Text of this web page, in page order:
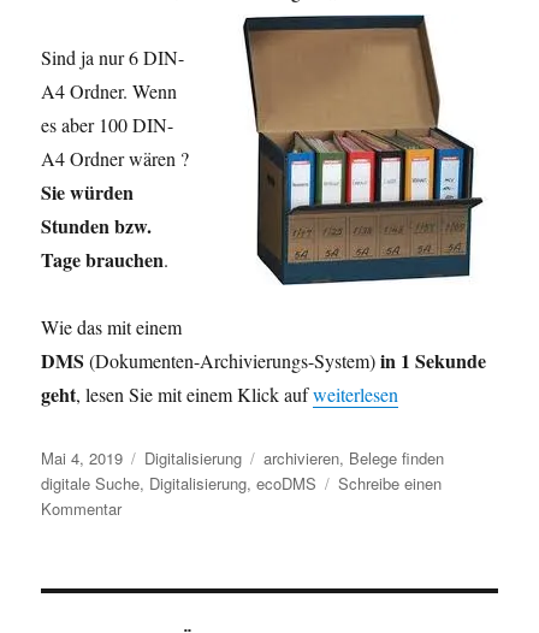
Sind ja nur 6 DIN-
A4 Ordner. Wenn
es aber 100 DIN-
A4 Ordner wären ?
Sie würden
Stunden bzw.
Tage brauchen.
Wie das mit einem
DMS (Dokumenten-Archivierungs-System)in 1 Sekunde
geht, lesen Sie mit einem Klick auf„Beleg unter 1 Mio Belege
weiterlesen
Veröffentlicht
am
Mai 4, 2019 Kategorien
Digitalisierung Schlagwörter
archivieren, Belege finden
digitale Suche, Digitalisierung,ecoDMS
Schreibe einen
Kommentarzu